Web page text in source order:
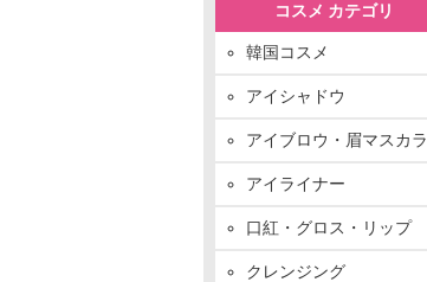
コスメ カテゴリ
韓国コスメ
アイシャドウ
アイブロウ・眉マスカラ
アイライナー
口紅・グロス・リップ
クレンジング